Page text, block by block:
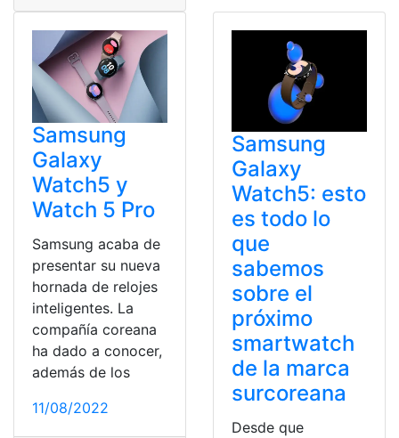
Samsung
Galaxy
Watch5 y
Watch 5 Pro
Samsung acaba de
presentar su nueva
hornada de relojes
inteligentes. La
compañía coreana
ha dado a conocer,
además de los
11/08/2022
Samsung
Galaxy
Watch5: esto
es todo lo
que
sabemos
sobre el
próximo
smartwatch
de la marca
surcoreana
Desde que